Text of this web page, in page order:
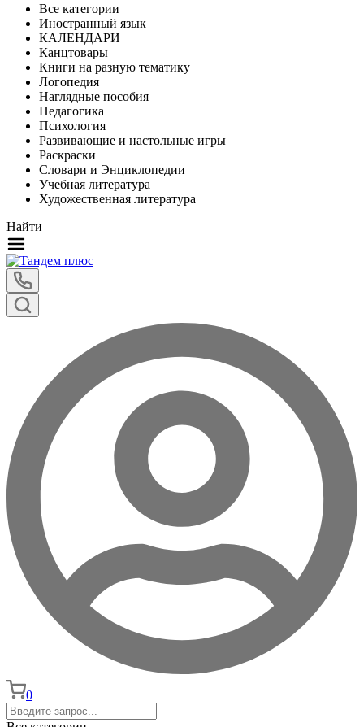
Все категории
Иностранный язык
КАЛЕНДАРИ
Канцтовары
Книги на разную тематику
Логопедия
Наглядные пособия
Педагогика
Психология
Развивающие и настольные игры
Раскраски
Словари и Энциклопедии
Учебная литература
Художественная литература
Найти
0